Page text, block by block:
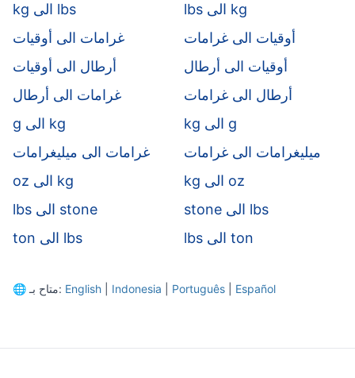
kg الى lbs
lbs الى kg
غرامات الى أوقيات
أوقيات الى غرامات
أرطال الى أوقيات
أوقيات الى أرطال
غرامات الى أرطال
أرطال الى غرامات
g الى kg
kg الى g
غرامات الى ميليغرامات
ميليغرامات الى غرامات
oz الى kg
kg الى oz
lbs الى stone
stone الى lbs
ton الى lbs
lbs الى ton
🌐 متاح بـ: English Indonesia Português Español